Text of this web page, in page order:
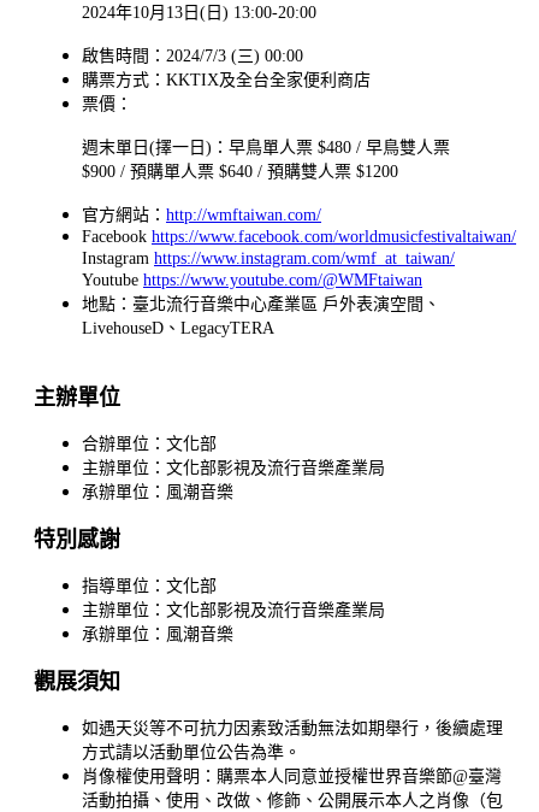
2024年10月13日(日) 13:00-20:00
啟售時間：2024/7/3 (三) 00:00
購票方式：KKTIX及全台全家便利商店
票價：
週末單日(擇一日)：早鳥單人票 $480 / 早鳥雙人票
$900 / 預購單人票 $640 / 預購雙人票 $1200
官方網站： http://wmftaiwan.com/
Facebook https://www.facebook.com/worldmusicfestivaltaiwan/
Instagram https://www.instagram.com/wmf_at_taiwan/
Youtube https://www.youtube.com/@WMFtaiwan
地點： 臺北流行音樂中心產業區 戶外表演空間、
LivehouseD、LegacyTERA
主辦單位
合辦單位：文化部
主辦單位：文化部影視及流行音樂產業局
承辦單位：風潮音樂
特別感謝
指導單位：文化部
主辦單位：文化部影視及流行音樂產業局
承辦單位：風潮音樂
觀展須知
如遇天災等不可抗力因素致活動無法如期舉行，後續處理
方式請以活動單位公告為準。
肖像權使用聲明：購票本人同意並授權世界音樂節@臺灣
活動拍攝、使用、改做、修飾、公開展示本人之肖像（包